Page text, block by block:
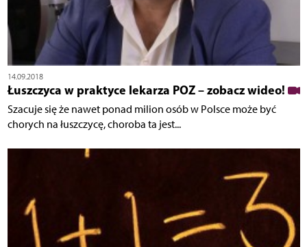
14.09.2018
Łuszczyca w praktyce lekarza POZ – zobacz wideo!
Szacuje się że nawet ponad milion osób w Polsce może być
chorych na łuszczycę, choroba ta jest...